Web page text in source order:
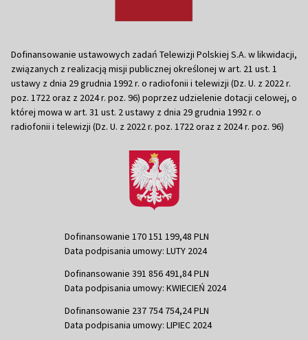
Dofinansowanie ustawowych zadań Telewizji Polskiej S.A. w likwidacji,
związanych z realizacją misji publicznej określonej w art. 21 ust. 1
ustawy z dnia 29 grudnia 1992 r. o radiofonii i telewizji (Dz. U. z 2022 r.
poz. 1722 oraz z 2024 r. poz. 96) poprzez udzielenie dotacji celowej, o
której mowa w art. 31 ust. 2 ustawy z dnia 29 grudnia 1992 r. o
radiofonii i telewizji (Dz. U. z 2022 r. poz. 1722 oraz z 2024 r. poz. 96)
Dofinansowanie 170 151 199,48 PLN
Data podpisania umowy: LUTY 2024
Dofinansowanie 391 856 491,84 PLN
Data podpisania umowy: KWIECIEŃ 2024
Dofinansowanie 237 754 754,24 PLN
Data podpisania umowy: LIPIEC 2024